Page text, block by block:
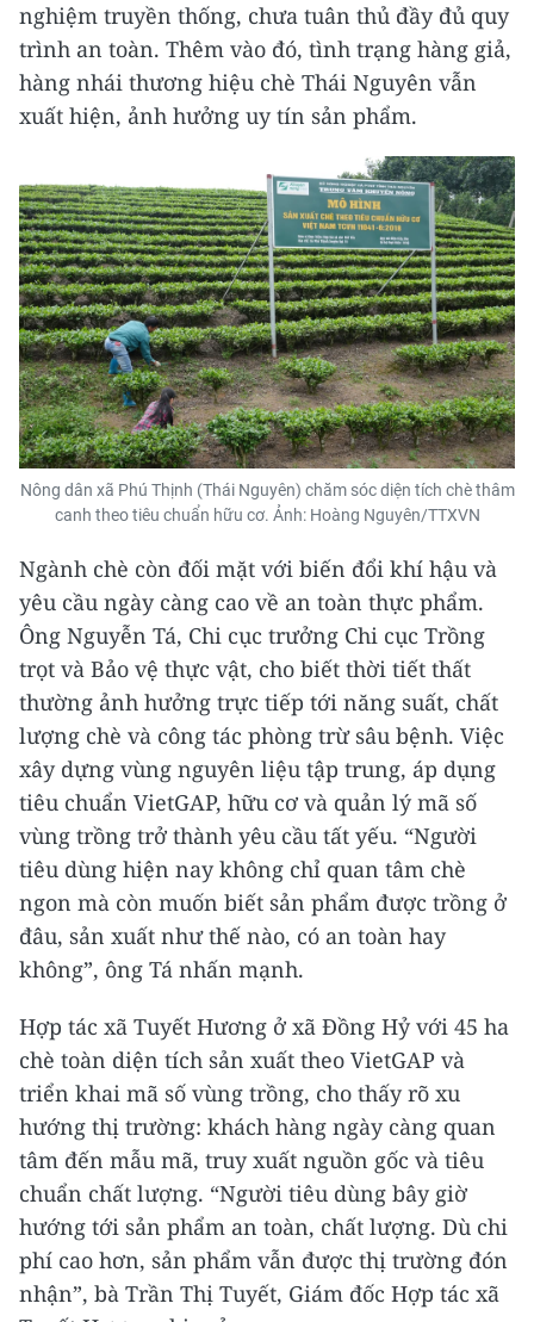
nghiệm truyền thống, chưa tuân thủ đầy đủ quy
trình an toàn. Thêm vào đó, tình trạng hàng giả,
hàng nhái thương hiệu chè Thái Nguyên vẫn
xuất hiện, ảnh hưởng uy tín sản phẩm.
Nông dân xã Phú Thịnh (Thái Nguyên) chăm sóc diện tích chè thâm
canh theo tiêu chuẩn hữu cơ. Ảnh: Hoàng Nguyên/TTXVN
Ngành chè còn đối mặt với biến đổi khí hậu và
yêu cầu ngày càng cao về an toàn thực phẩm.
Ông Nguyễn Tá, Chi cục trưởng Chi cục Trồng
trọt và Bảo vệ thực vật, cho biết thời tiết thất
thường ảnh hưởng trực tiếp tới năng suất, chất
lượng chè và công tác phòng trừ sâu bệnh. Việc
xây dựng vùng nguyên liệu tập trung, áp dụng
tiêu chuẩn VietGAP, hữu cơ và quản lý mã số
vùng trồng trở thành yêu cầu tất yếu. “Người
tiêu dùng hiện nay không chỉ quan tâm chè
ngon mà còn muốn biết sản phẩm được trồng ở
đâu, sản xuất như thế nào, có an toàn hay
không”, ông Tá nhấn mạnh.
Hợp tác xã Tuyết Hương ở xã Đồng Hỷ với 45 ha
chè toàn diện tích sản xuất theo VietGAP và
triển khai mã số vùng trồng, cho thấy rõ xu
hướng thị trường: khách hàng ngày càng quan
tâm đến mẫu mã, truy xuất nguồn gốc và tiêu
chuẩn chất lượng. “Người tiêu dùng bây giờ
hướng tới sản phẩm an toàn, chất lượng. Dù chi
phí cao hơn, sản phẩm vẫn được thị trường đón
nhận”, bà Trần Thị Tuyết, Giám đốc Hợp tác xã